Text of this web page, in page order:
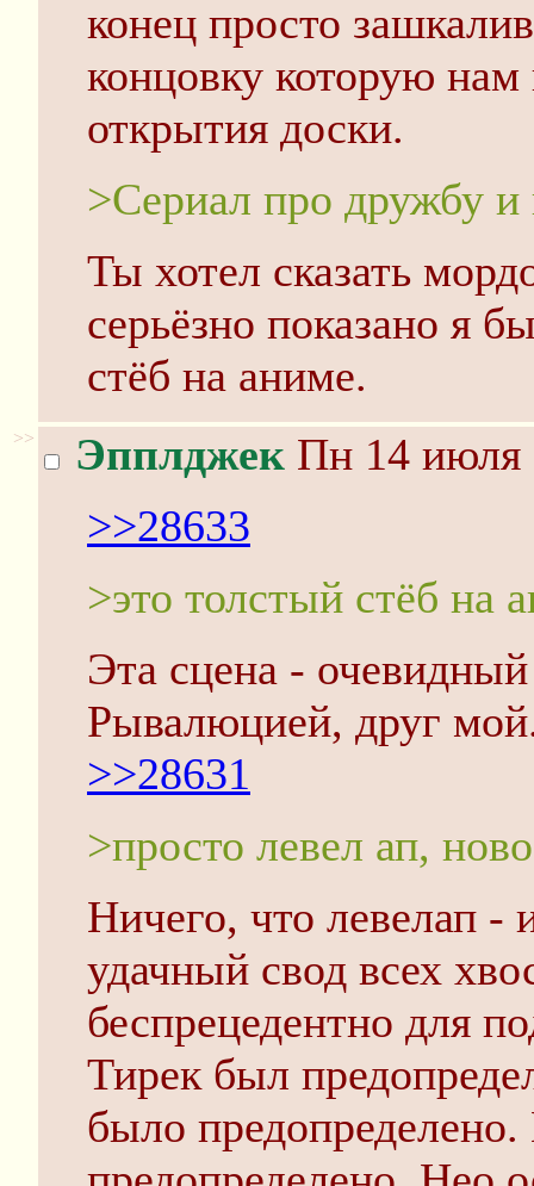
конец просто
концовку которую
открытия доски.
>Сериал про дружбу
Ты хотел сказать
серьёзно показано я
стёб на аниме.
>> Эпплджек Пн 14 июля
>>28633
>это толстый стёб на
Эта сцена -
Рывалюцией, друг
>>28631
>просто левел ап,
Ничего, что левелап -
удачный свод всех
беспрецедентно для
Тирек был
было